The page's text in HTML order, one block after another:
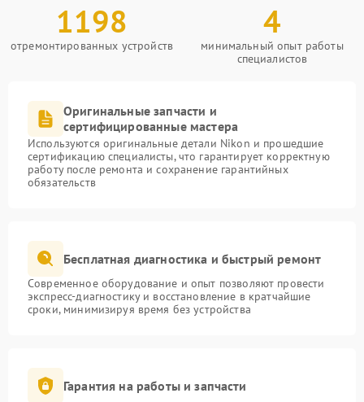
1198
отремонтированных устройств
4
минимальный опыт работы
специалистов
Оригинальные запчасти и
сертифицированные мастера
Используются оригинальные детали Nikon и прошедшие
сертификацию специалисты, что гарантирует корректную
работу после ремонта и сохранение гарантийных
обязательств
Бесплатная диагностика и быстрый ремонт
Современное оборудование и опыт позволяют провести
экспресс-диагностику и восстановление в кратчайшие
сроки, минимизируя время без устройства
Гарантия на работы и запчасти